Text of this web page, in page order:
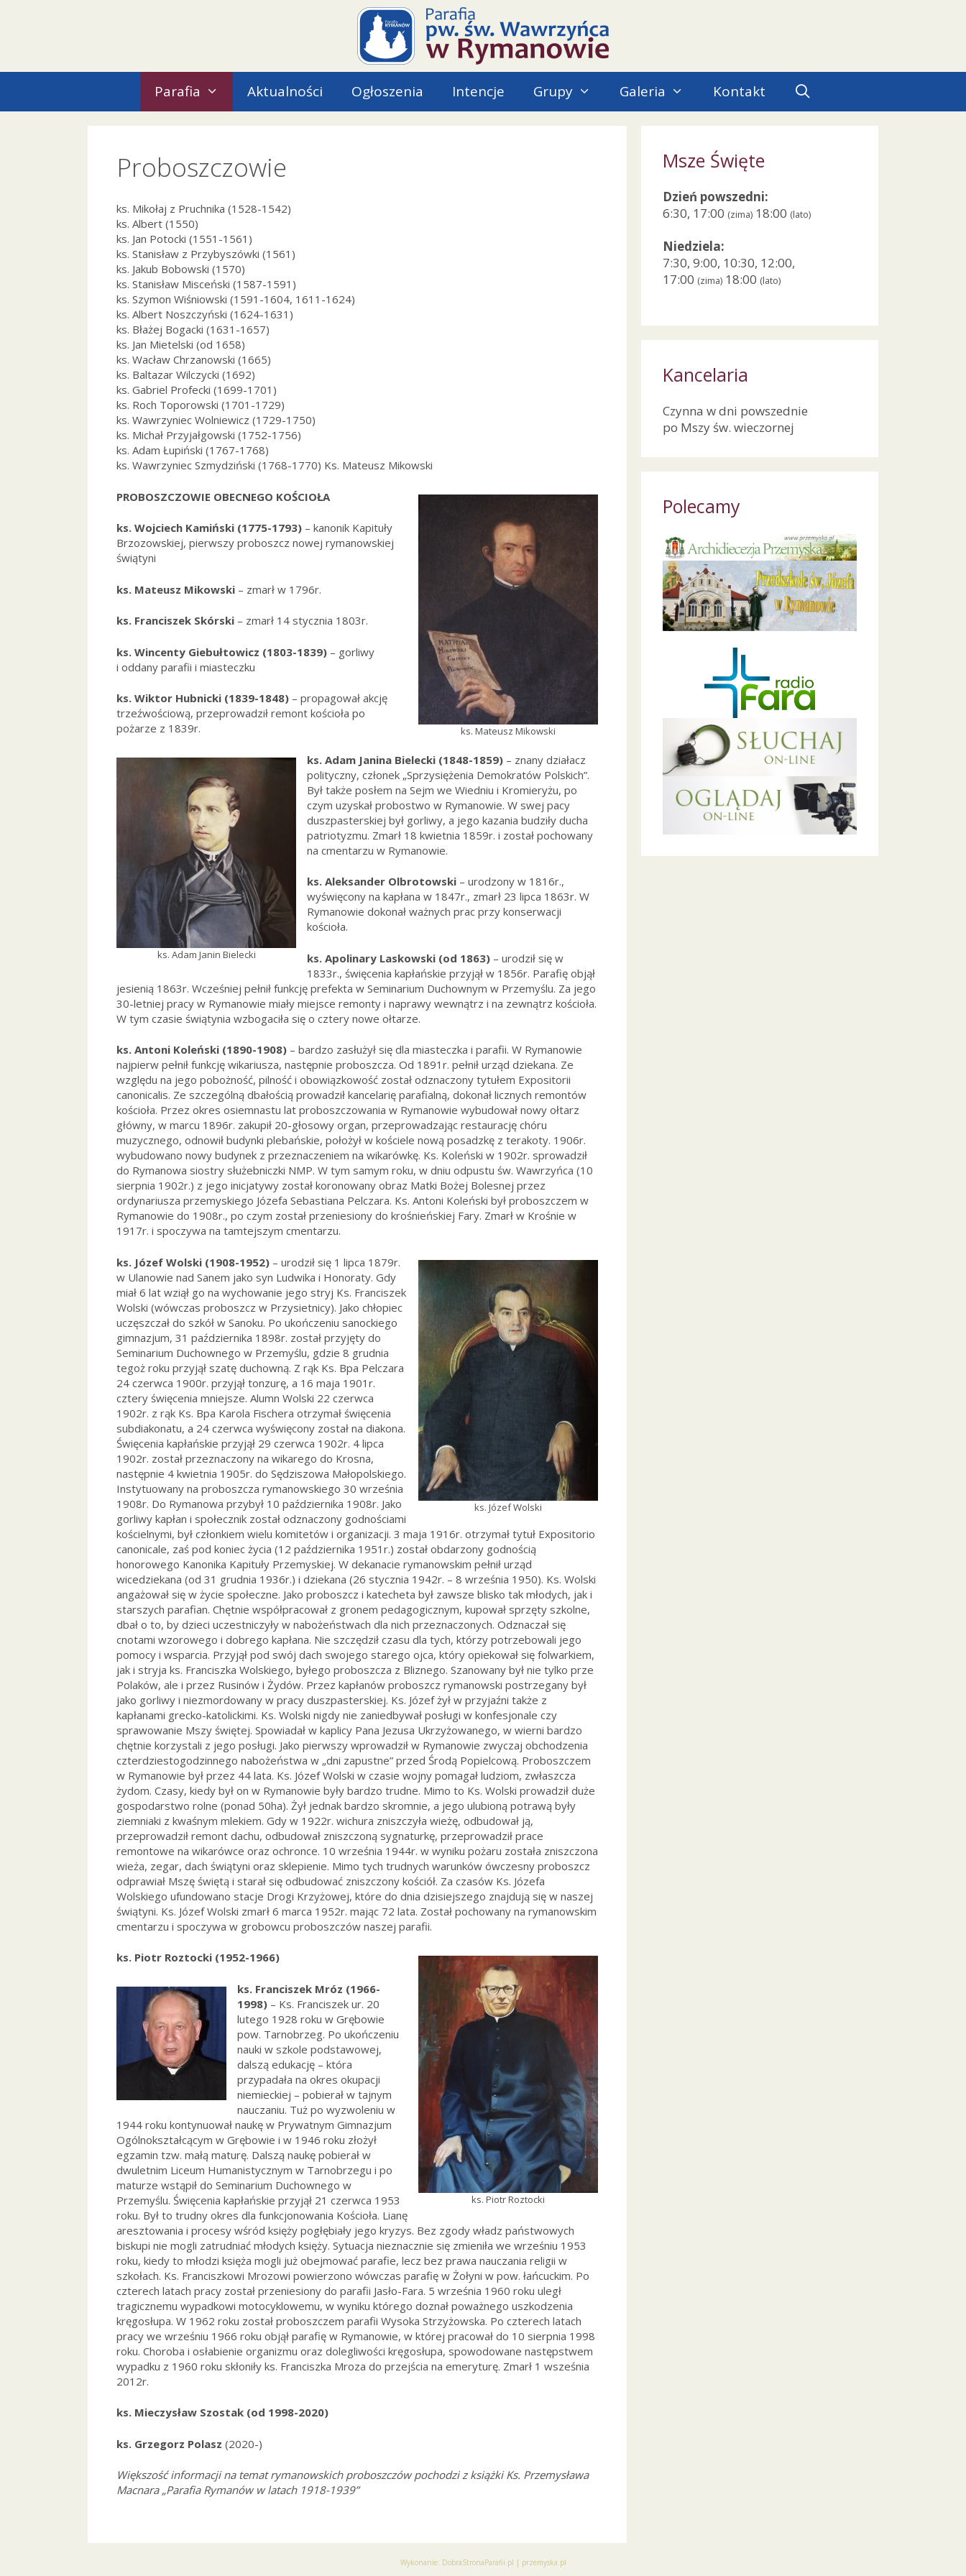
Parafia Aktualności Ogłoszenia Intencje Grupy Galeria Kontakt
Proboszczowie
ks. Mikołaj z Pruchnika (1528-1542)
ks. Albert (1550)
ks. Jan Potocki (1551-1561)
ks. Stanisław z Przybyszówki (1561)
ks. Jakub Bobowski (1570)
ks. Stanisław Misceński (1587-1591)
ks. Szymon Wiśniowski (1591-1604, 1611-1624)
ks. Albert Noszczyński (1624-1631)
ks. Błażej Bogacki (1631-1657)
ks. Jan Mietelski (od 1658)
ks. Wacław Chrzanowski (1665)
ks. Baltazar Wilczycki (1692)
ks. Gabriel Profecki (1699-1701)
ks. Roch Toporowski (1701-1729)
ks. Wawrzyniec Wolniewicz (1729-1750)
ks. Michał Przyjałgowski (1752-1756)
ks. Adam Łupiński (1767-1768)
ks. Wawrzyniec Szmydziński (1768-1770) Ks. Mateusz Mikowski
ks. Mateusz Mikowski
PROBOSZCZOWIE OBECNEGO KOŚCIOŁA
ks. Wojciech Kamiński (1775-1793) – kanonik Kapituły
Brzozowskiej, pierwszy proboszcz nowej rymanowskiej
świątyni
ks. Mateusz Mikowski – zmarł w 1796r.
ks. Franciszek Skórski – zmarł 14 stycznia 1803r.
ks. Wincenty Giebułtowicz (1803-1839) – gorliwy
i oddany parafii i miasteczku
ks. Wiktor Hubnicki (1839-1848) – propagował akcję
trzeźwościową, przeprowadził remont kościoła po
pożarze z 1839r.
ks. Adam Janin Bielecki
ks. Adam Janina Bielecki (1848-1859) – znany działacz
polityczny, członek „Sprzysiężenia Demokratów Polskich”.
Był także posłem na Sejm we Wiedniu i Kromieryżu, po
czym uzyskał probostwo w Rymanowie. W swej pacy
duszpasterskiej był gorliwy, a jego kazania budziły ducha
patriotyzmu. Zmarł 18 kwietnia 1859r. i został pochowany
na cmentarzu w Rymanowie.
ks. Aleksander Olbrotowski – urodzony w 1816r.,
wyświęcony na kapłana w 1847r., zmarł 23 lipca 1863r. W
Rymanowie dokonał ważnych prac przy konserwacji
kościoła.
ks. Apolinary Laskowski (od 1863) – urodził się w
1833r., święcenia kapłańskie przyjął w 1856r. Parafię objął
jesienią 1863r. Wcześniej pełnił funkcję prefekta w Seminarium Duchownym w Przemyślu. Za jego
30-letniej pracy w Rymanowie miały miejsce remonty i naprawy wewnątrz i na zewnątrz kościoła.
W tym czasie świątynia wzbogaciła się o cztery nowe ołtarze.
ks. Antoni Koleński (1890-1908) – bardzo zasłużył się dla miasteczka i parafii. W Rymanowie
najpierw pełnił funkcję wikariusza, następnie proboszcza. Od 1891r. pełnił urząd dziekana. Ze
względu na jego pobożność, pilność i obowiązkowość został odznaczony tytułem Expositorii
canonicalis. Ze szczególną dbałością prowadził kancelarię parafialną, dokonał licznych remontów
kościoła. Przez okres osiemnastu lat proboszczowania w Rymanowie wybudował nowy ołtarz
główny, w marcu 1896r. zakupił 20-głosowy organ, przeprowadzając restaurację chóru
muzycznego, odnowił budynki plebańskie, położył w kościele nową posadzkę z terakoty. 1906r.
wybudowano nowy budynek z przeznaczeniem na wikarówkę. Ks. Koleński w 1902r. sprowadził
do Rymanowa siostry służebniczki NMP. W tym samym roku, w dniu odpustu św. Wawrzyńca (10
sierpnia 1902r.) z jego inicjatywy został koronowany obraz Matki Bożej Bolesnej przez
ordynariusza przemyskiego Józefa Sebastiana Pelczara. Ks. Antoni Koleński był proboszczem w
Rymanowie do 1908r., po czym został przeniesiony do krośnieńskiej Fary. Zmarł w Krośnie w
1917r. i spoczywa na tamtejszym cmentarzu.
ks. Józef Wolski
ks. Józef Wolski (1908-1952) – urodził się 1 lipca 1879r.
w Ulanowie nad Sanem jako syn Ludwika i Honoraty. Gdy
miał 6 lat wziął go na wychowanie jego stryj Ks. Franciszek
Wolski (wówczas proboszcz w Przysietnicy). Jako chłopiec
uczęszczał do szkół w Sanoku. Po ukończeniu sanockiego
gimnazjum, 31 października 1898r. został przyjęty do
Seminarium Duchownego w Przemyślu, gdzie 8 grudnia
tegoż roku przyjął szatę duchowną. Z rąk Ks. Bpa Pelczara
24 czerwca 1900r. przyjął tonzurę, a 16 maja 1901r.
cztery święcenia mniejsze. Alumn Wolski 22 czerwca
1902r. z rąk Ks. Bpa Karola Fischera otrzymał święcenia
subdiakonatu, a 24 czerwca wyświęcony został na diakona.
Święcenia kapłańskie przyjął 29 czerwca 1902r. 4 lipca
1902r. został przeznaczony na wikarego do Krosna,
następnie 4 kwietnia 1905r. do Sędziszowa Małopolskiego.
Instytuowany na proboszcza rymanowskiego 30 września
1908r. Do Rymanowa przybył 10 października 1908r. Jako
gorliwy kapłan i społecznik został odznaczony godnościami
kościelnymi, był członkiem wielu komitetów i organizacji. 3 maja 1916r. otrzymał tytuł Expositorio
canonicale, zaś pod koniec życia (12 października 1951r.) został obdarzony godnością
honorowego Kanonika Kapituły Przemyskiej. W dekanacie rymanowskim pełnił urząd
wicedziekana (od 31 grudnia 1936r.) i dziekana (26 stycznia 1942r. – 8 września 1950). Ks. Wolski
angażował się w życie społeczne. Jako proboszcz i katecheta był zawsze blisko tak młodych, jak i
starszych parafian. Chętnie współpracował z gronem pedagogicznym, kupował sprzęty szkolne,
dbał o to, by dzieci uczestniczyły w nabożeństwach dla nich przeznaczonych. Odznaczał się
cnotami wzorowego i dobrego kapłana. Nie szczędził czasu dla tych, którzy potrzebowali jego
pomocy i wsparcia. Przyjął pod swój dach swojego starego ojca, który opiekował się folwarkiem,
jak i stryja ks. Franciszka Wolskiego, byłego proboszcza z Bliznego. Szanowany był nie tylko prze
Polaków, ale i przez Rusinów i Żydów. Przez kapłanów proboszcz rymanowski postrzegany był
jako gorliwy i niezmordowany w pracy duszpasterskiej. Ks. Józef żył w przyjaźni także z
kapłanami grecko-katolickimi. Ks. Wolski nigdy nie zaniedbywał posługi w konfesjonale czy
sprawowanie Mszy świętej. Spowiadał w kaplicy Pana Jezusa Ukrzyżowanego, w wierni bardzo
chętnie korzystali z jego posługi. Jako pierwszy wprowadził w Rymanowie zwyczaj obchodzenia
czterdziestogodzinnego nabożeństwa w „dni zapustne” przed Środą Popielcową. Proboszczem
w Rymanowie był przez 44 lata. Ks. Józef Wolski w czasie wojny pomagał ludziom, zwłaszcza
żydom. Czasy, kiedy był on w Rymanowie były bardzo trudne. Mimo to Ks. Wolski prowadził duże
gospodarstwo rolne (ponad 50ha). Żył jednak bardzo skromnie, a jego ulubioną potrawą były
ziemniaki z kwaśnym mlekiem. Gdy w 1922r. wichura zniszczyła wieżę, odbudował ją,
przeprowadził remont dachu, odbudował zniszczoną sygnaturkę, przeprowadził prace
remontowe na wikarówce oraz ochronce. 10 września 1944r. w wyniku pożaru została zniszczona
wieża, zegar, dach świątyni oraz sklepienie. Mimo tych trudnych warunków ówczesny proboszcz
odprawiał Mszę świętą i starał się odbudować zniszczony kościół. Za czasów Ks. Józefa
Wolskiego ufundowano stacje Drogi Krzyżowej, które do dnia dzisiejszego znajdują się w naszej
świątyni. Ks. Józef Wolski zmarł 6 marca 1952r. mając 72 lata. Został pochowany na rymanowskim
cmentarzu i spoczywa w grobowcu proboszczów naszej parafii.
ks. Piotr Roztocki
ks. Piotr Roztocki (1952-1966)
ks. Franciszek Mróz (1966-
1998) – Ks. Franciszek ur. 20
lutego 1928 roku w Grębowie
pow. Tarnobrzeg. Po ukończeniu
nauki w szkole podstawowej,
dalszą edukację – która
przypadała na okres okupacji
niemieckiej – pobierał w tajnym
nauczaniu. Tuż po wyzwoleniu w
1944 roku kontynuował naukę w Prywatnym Gimnazjum
Ogólnokształcącym w Grębowie i w 1946 roku złożył
egzamin tzw. małą maturę. Dalszą naukę pobierał w
dwuletnim Liceum Humanistycznym w Tarnobrzegu i po
maturze wstąpił do Seminarium Duchownego w
Przemyślu. Święcenia kapłańskie przyjął 21 czerwca 1953
roku. Był to trudny okres dla funkcjonowania Kościoła. Lianę
aresztowania i procesy wśród księży pogłębiały jego kryzys. Bez zgody władz państwowych
biskupi nie mogli zatrudniać młodych księży. Sytuacja nieznacznie się zmieniła we wrześniu 1953
roku, kiedy to młodzi księża mogli już obejmować parafie, lecz bez prawa nauczania religii w
szkołach. Ks. Franciszkowi Mrozowi powierzono wówczas parafię w Żołyni w pow. łańcuckim. Po
czterech latach pracy został przeniesiony do parafii Jasło-Fara. 5 września 1960 roku uległ
tragicznemu wypadkowi motocyklowemu, w wyniku którego doznał poważnego uszkodzenia
kręgosłupa. W 1962 roku został proboszczem parafii Wysoka Strzyżowska. Po czterech latach
pracy we wrześniu 1966 roku objął parafię w Rymanowie, w której pracował do 10 sierpnia 1998
roku. Choroba i osłabienie organizmu oraz dolegliwości kręgosłupa, spowodowane następstwem
wypadku z 1960 roku skłoniły ks. Franciszka Mroza do przejścia na emeryturę. Zmarł 1 wsześnia
2012r.
ks. Mieczysław Szostak (od 1998-2020)
ks. Grzegorz Polasz (2020-)
Większość informacji na temat rymanowskich proboszczów pochodzi z książki Ks. Przemysława
Macnara „Parafia Rymanów w latach 1918-1939”
Msze Święte
Dzień powszedni:
6:30, 17:00 (zima) 18:00 (lato)
Niedziela:
7:30, 9:00, 10:30, 12:00,
17:00 (zima) 18:00 (lato)
Kancelaria
Czynna w dni powszednie
po Mszy św. wieczornej
Polecamy
Wykonanie: DobraStronaParafii.pl | przemyska.pl